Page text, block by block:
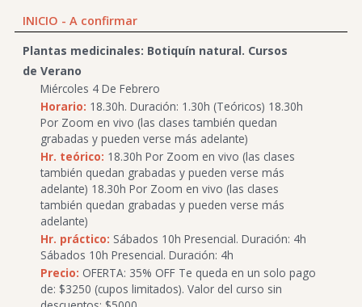
INICIO - A confirmar
Plantas medicinales: Botiquín natural. Cursos
de Verano
Miércoles 4 De Febrero
Horario: 18.30h. Duración: 1.30h (Teóricos) 18.30h
Por Zoom en vivo (las clases también quedan
grabadas y pueden verse más adelante)
Hr. teórico: 18.30h Por Zoom en vivo (las clases
también quedan grabadas y pueden verse más
adelante) 18.30h Por Zoom en vivo (las clases
también quedan grabadas y pueden verse más
adelante)
Hr. práctico: Sábados 10h Presencial. Duración: 4h
Sábados 10h Presencial. Duración: 4h
Precio: OFERTA: 35% OFF Te queda en un solo pago
de: $3250 (cupos limitados). Valor del curso sin